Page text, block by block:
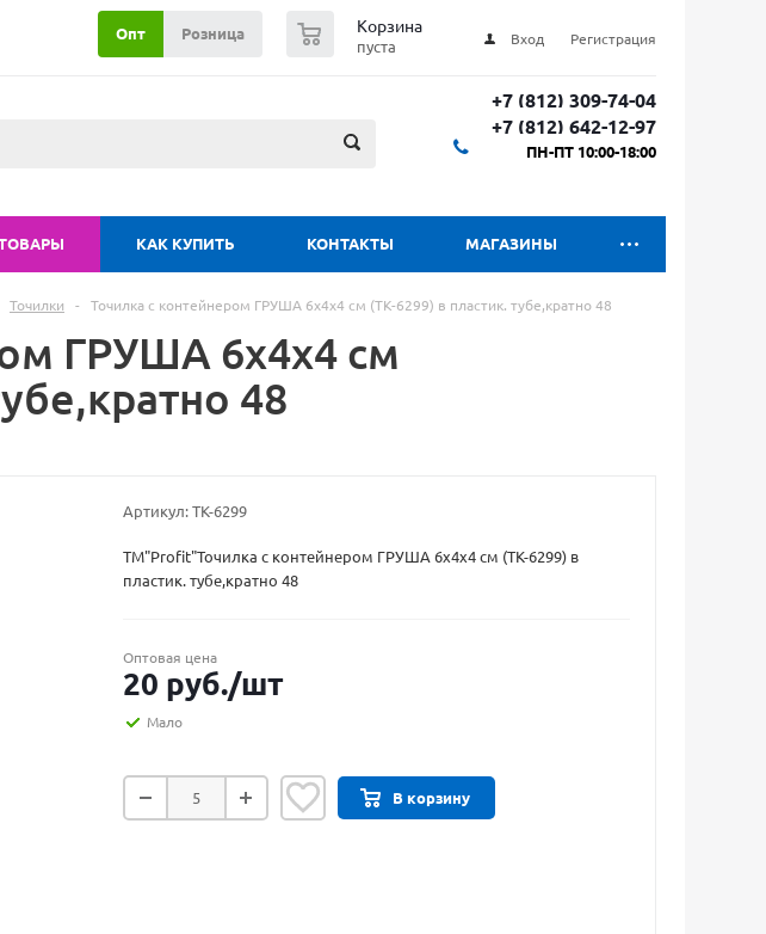
Вход Регистрация
Корзина
пуста
Опт Розница
+7 (812) 309-74-04
+7 (812) 642-12-97
ПН-ПТ 10:00-18:00
КАК КУПИТЬ КОНТАКТЫ МАГАЗИНЫ
Точилки - Точилка с контейнером ГРУША 6х4х4 см (ТК-6299) в пластик. тубе,кратно 48
ГРУША 6х4х4 см
48
Артикул: ТК-6299
TM"Profit"Точилка с контейнером ГРУША 6х4х4 см (ТК-6299) в
пластик. тубе,кратно 48
Оптовая цена
20 руб./шт
Мало
В корзину